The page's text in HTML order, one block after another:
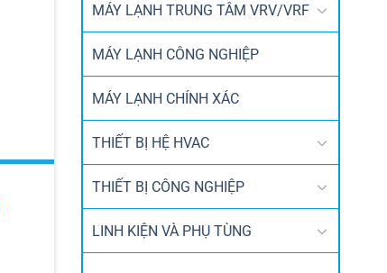
MÁY LẠNH TRUNG TÂM VRV/VRF
MÁY LẠNH CÔNG NGHIỆP
MÁY LẠNH CHÍNH XÁC
THIẾT BỊ HỆ HVAC
THIẾT BỊ CÔNG NGHIỆP
LINH KIỆN VÀ PHỤ TÙNG